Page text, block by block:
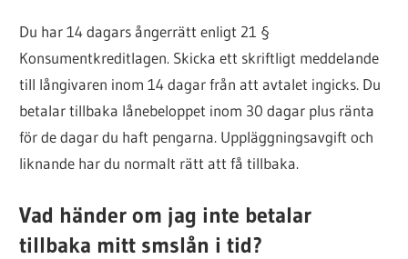
Du har 14 dagars ångerrätt enligt 21 §
Konsumentkreditlagen. Skicka ett skriftligt meddelande
till långivaren inom 14 dagar från att avtalet ingicks. Du
betalar tillbaka lånebeloppet inom 30 dagar plus ränta
för de dagar du haft pengarna. Uppläggningsavgift och
liknande har du normalt rätt att få tillbaka.
Vad händer om jag inte betalar
tillbaka mitt smslån i tid?